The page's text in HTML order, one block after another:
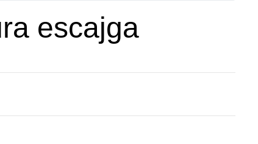
escajga